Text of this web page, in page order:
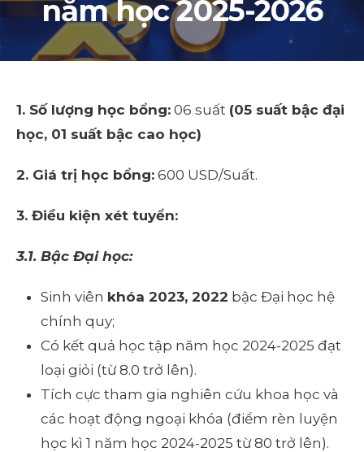
năm học 2025-2026
1. Số lượng học bổng: 06 suất (05 suất bậc đại
học, 01 suất bậc cao học)
2. Giá trị học bổng: 600 USD/Suất.
3. Điều kiện xét tuyển:
3.1. Bậc Đại học:
Sinh viên khóa 2023, 2022 bậc Đại học hệ
chính quy;
Có kết quả học tập năm học 2024-2025 đạt
loại giỏi (từ 8.0 trở lên).
Tích cực tham gia nghiên cứu khoa học và
các hoạt động ngoại khóa (điểm rèn luyện
học kì 1 năm học 2024-2025 từ 80 trở lên).